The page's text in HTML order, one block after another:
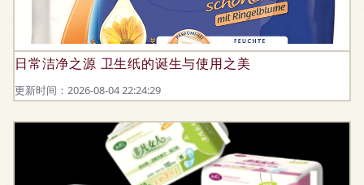
日常洁净之源 卫生纸的诞生与使用之美
更新时间：2026-08-04 22:24:29